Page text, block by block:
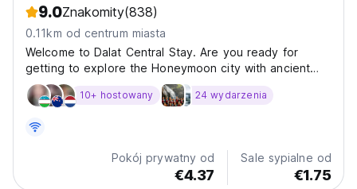
9.0Znakomity(838)
0.11km od centrum miasta
Welcome to Dalat Central Stay. Are you ready for
getting to explore the Honeymoon city with ancient
French villas, the fresh air, the inner peace and the
beautiful mother of nature? Dalat Central Stay is the
10+ hostowany 24 wydarzenia
Pokój prywatny od
€4.37
Sale sypialne od
€1.75